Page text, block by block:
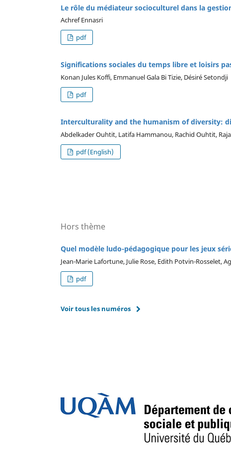
Le rôle du médiateur socioculturel dans la
Achref Ennasri
pdf
Significations sociales du temps libre et loisirs
Konan Jules Koffi, Emmanuel Gala Bi Tizie, Désiré Setondji
pdf
Interculturality and the humanism of diversity:
Abdelkader Ouhtit, Latifa Hammanou, Rachid Ouhtit,
pdf (English)
Hors thème
Quel modèle ludo-pédagogique pour les jeux
Jean-Marie Lafortune, Julie Rose, Edith Potvin-Rosselet,
pdf
Voir tous les numéros